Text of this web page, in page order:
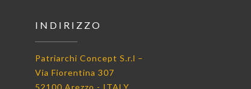
INDIRIZZO
Patriarchi Concept S.r.l –
Via Fiorentina 307
52100 Arezzo - ITALY